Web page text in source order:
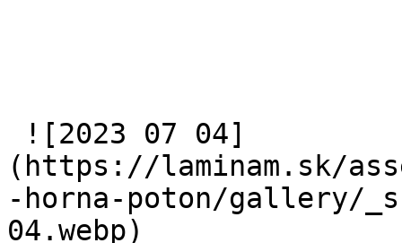
(https://laminam.sk/
-horna-poton/gallery/
04.webp)